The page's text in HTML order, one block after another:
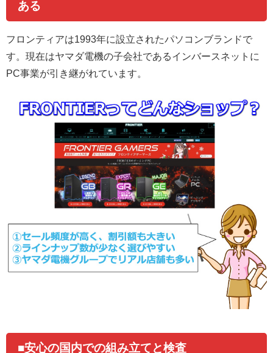
ある
フロンティアは1993年に設立されたパソコンブランドで
す。現在はヤマダ電機の子会社であるインバースネットに
PC事業が引き継がれています。
■安心の国内での組み立てと検査